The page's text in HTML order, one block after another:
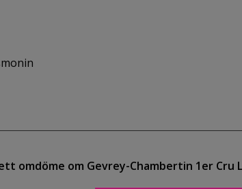
omdöme om Gevrey-Chambertin 1er Cru